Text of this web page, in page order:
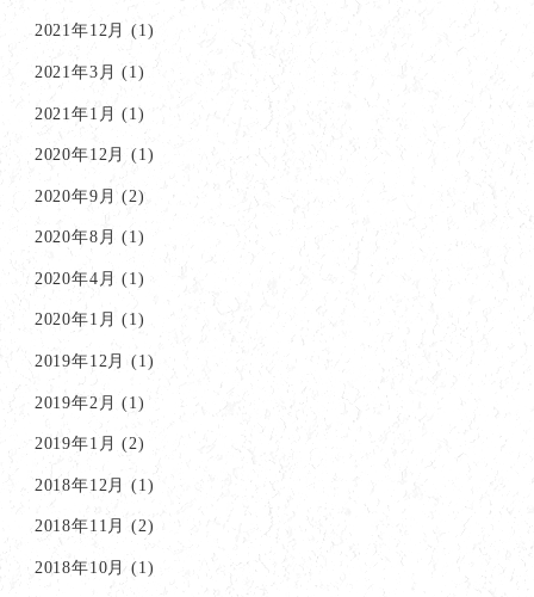
2021年12月 (1)
2021年3月 (1)
2021年1月 (1)
2020年12月 (1)
2020年9月 (2)
2020年8月 (1)
2020年4月 (1)
2020年1月 (1)
2019年12月 (1)
2019年2月 (1)
2019年1月 (2)
2018年12月 (1)
2018年11月 (2)
2018年10月 (1)